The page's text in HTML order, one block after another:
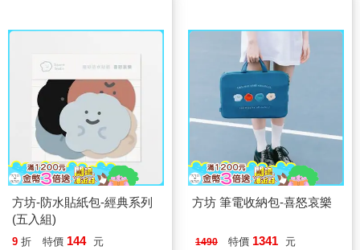
方坊-防水貼紙包-經典系列
(五入組)
9 折 特價 144 元
方坊 筆電收納包-喜怒哀樂
1490 特價 1341 元